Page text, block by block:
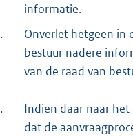
informatie.
Onverlet hetgeen in
bestuur nadere
van de raad van
Indien daar naar het
dat de